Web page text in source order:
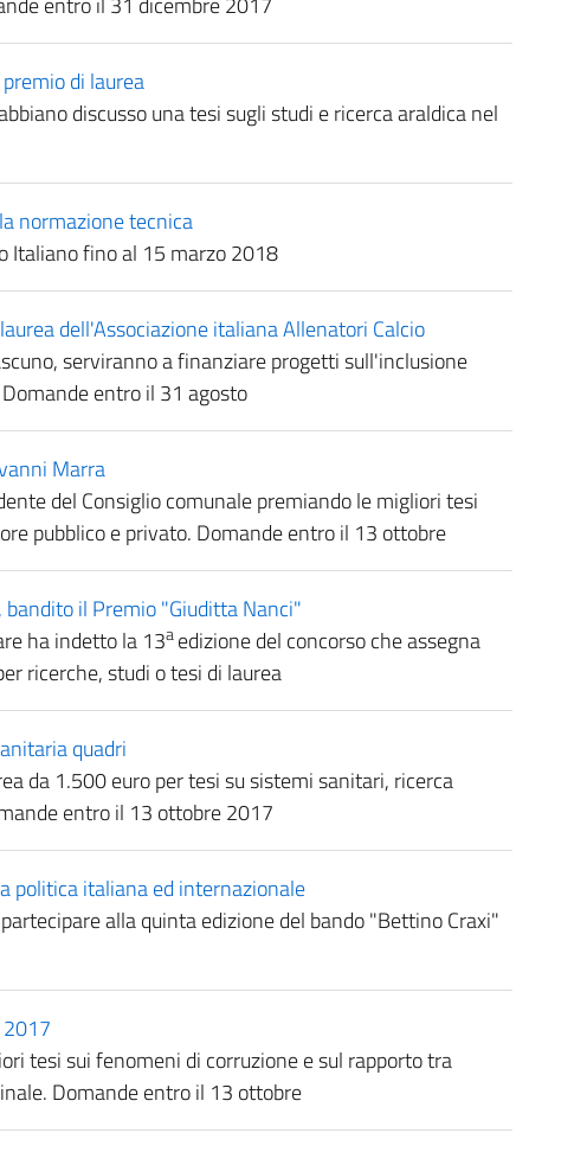
di laurea
discusso una tesi sugli studi e ricerca araldica nel
normazione tecnica
Italiano fino al 15 marzo 2018
dell'Associazione italiana Allenatori Calcio
serviranno a finanziare progetti sull'inclusione
entro il 31 agosto
Marra
del Consiglio comunale premiando le migliori tesi
pubblico e privato. Domande entro il 13 ottobre
il Premio "Giuditta Nanci"
ha indetto la 13a edizione del concorso che assegna
ricerche, studi o tesi di laurea
quadri
da 1.500 euro per tesi su sistemi sanitari, ricerca
entro il 13 ottobre 2017
politica italiana ed internazionale
alla quinta edizione del bando "Bettino Craxi"
tesi sui fenomeni di corruzione e sul rapporto tra
Domande entro il 13 ottobre